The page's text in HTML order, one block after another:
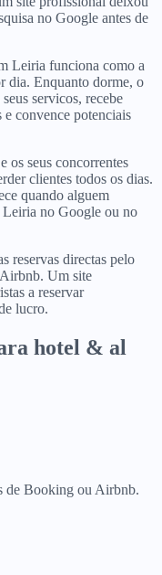
no Google antes de
Leiria funciona como a
dia. Enquanto dorme, o
servicos, recebe
e convence potenciais
os seus concorrentes
clientes todos os dias.
quando alguem
Leiria no Google ou no
reservas directas pelo
Um site
a reservar
lucro.
hotel & al
de Booking ou Airbnb.